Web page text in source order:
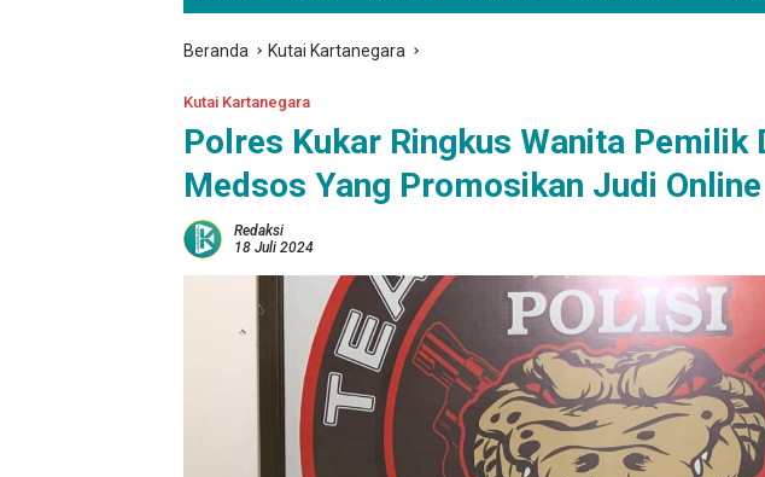
Beranda Kutai Kartanegara
Kutai Kartanegara
Polres Kukar Ringkus Wanita Pemilik
Medsos Yang Promosikan Judi Online
Redaksi
18 Juli 2024